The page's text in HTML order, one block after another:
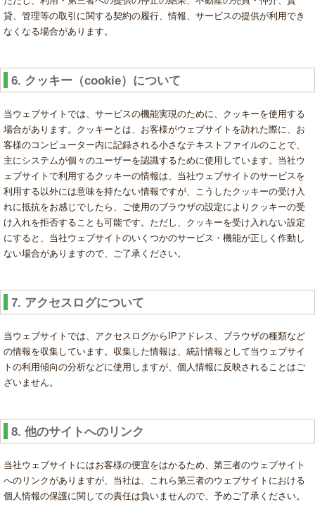
貸、管理等の取引に関する契約の履行、情報、サービスの提供が利用でき
なくなる場合があります。
6. クッキー（cookie）について
当ウェブサイトでは、サービスの機能実現のために、クッキーを使用する
場合があります。クッキーとは、お客様がウェブサイトを訪れた際に、お
客様のコンピューター内に記録される小さなテキストファイルのことで、
主にシステムが個々のユーザーを認識するために使用しています。当社ウ
ェブサイトで利用するクッキーの情報は、当社ウェブサイトのサービスを
利用する以外には意味を持たない情報ですが、こうしたクッキーの受け入
れに抵抗をお感じでしたら、ご使用のブラウザの設定によりクッキーの受
け入れを拒否することも可能です。ただし、クッキーを受け入れない設定
にすると、当社ウェブサイトのいくつかのサービス・機能が正しく作動し
ない場合がありますので、ご了承ください。
7. アクセスログについて
当ウェブサイトでは、アクセスログからIPアドレス、ブラウザの種類など
の情報を収集しています。収集した情報は、統計情報として当ウェブサイ
トの利用傾向の分析などに使用しますが、個人情報に反映されることはご
ざいません。
8. 他のサイトへのリンク
当社ウェブサイトにはお客様の便宜をはかるため、第三者のウェブサイト
へのリンクがありますが、当社は、これら第三者のウェブサイトにおける
個人情報の保護に関しての責任は負いませんので、予めご了承ください。